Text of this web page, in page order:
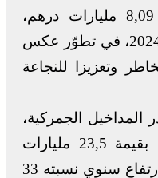
بلغت خلال السنة الماضية 8,09 مليارات درهم،
مقابل 6,24 مليار درهم سنة 2024، في تطوّر عكس
وتعزيزا للنجاعة
المداخيل الجمركية،
حيث تمّت مراجعة معاملات بقيمة 23,5 مليارات
درهم خلال السنة الماضية، بارتفاع سنوي نسبته 33